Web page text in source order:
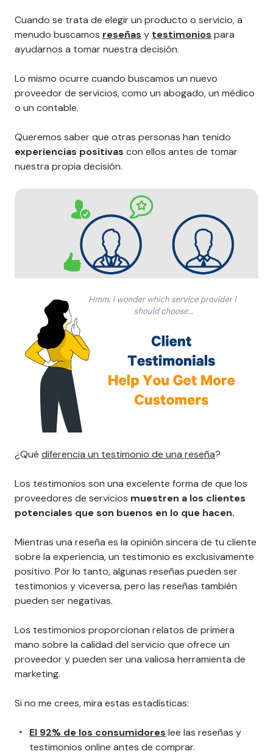
​​Cuando se trata de elegir un producto o servicio, a
menudo buscamos reseñas y testimonios para
ayudarnos a tomar nuestra decisión.
Lo mismo ocurre cuando buscamos un nuevo
proveedor de servicios, como un abogado, un médico
o un contable.
Queremos saber que otras personas han tenido
experiencias positivas con ellos antes de tomar
nuestra propia decisión.
¿Qué diferencia un testimonio de una reseña?
Los testimonios son una excelente forma de que los
proveedores de servicios muestren a los clientes
potenciales que son buenos en lo que hacen.
Mientras una reseña es la opinión sincera de tu cliente
sobre la experiencia, un testimonio es exclusivamente
positivo. Por lo tanto, algunas reseñas pueden ser
testimonios y viceversa, pero las reseñas también
pueden ser negativas.
Los testimonios proporcionan relatos de primera
mano sobre la calidad del servicio que ofrece un
proveedor y pueden ser una valiosa herramienta de
marketing.
Si no me crees, mira estas estadísticas:
El 92% de los consumidores lee las reseñas y
testimonios online antes de comprar.